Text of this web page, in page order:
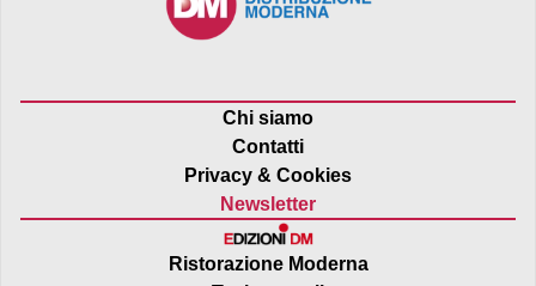
Chi siamo
Contatti
Privacy & Cookies
Newsletter
Ristorazione Moderna